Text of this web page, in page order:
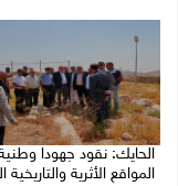
الحايك: نقود جهودا
المواقع الأثرية والتاريخية